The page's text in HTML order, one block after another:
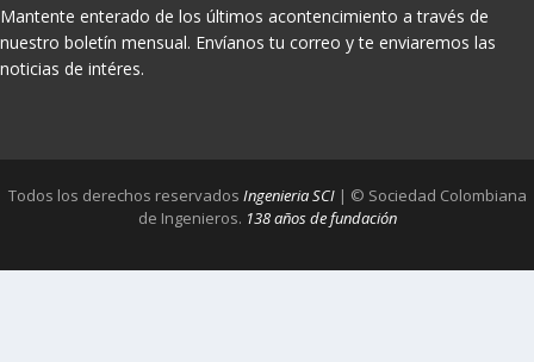
Mantente enterado de los últimos acontencimiento a través de
nuestro boletín mensual. Envíanos tu correo y te enviaremos las
noticias de intéres.
Todos los derechos reservados Ingenieria SCI | © Sociedad Colombiana
de Ingenieros. 138 años de fundación